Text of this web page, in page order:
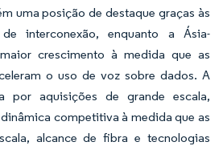
uma posição de destaque graças às
interconexão, enquanto a Ásia-
crescimento à medida que as
o uso de voz sobre dados. A
por aquisições de grande escala,
competitiva à medida que as
alcance de fibra e tecnologias